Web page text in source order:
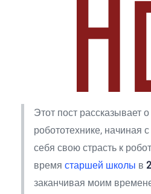
Этот пост рассказывает
робототехнике, начиная
себя свою страсть к
время старшей школы в
заканчивая моим